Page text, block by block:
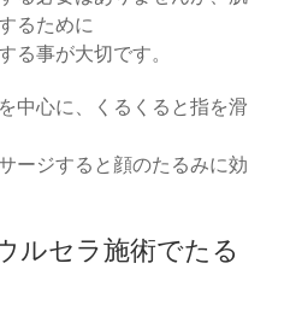
るために
る事が大切です。
中心に、くるくると指を滑
ージすると顔のたるみに効
ルセラ施術でたる